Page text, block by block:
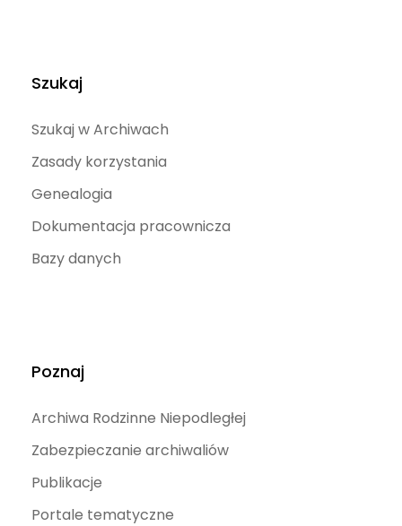
Szukaj
Szukaj w Archiwach
Zasady korzystania
Genealogia
Dokumentacja pracownicza
Bazy danych
Poznaj
Archiwa Rodzinne Niepodległej
Zabezpieczanie archiwaliów
Publikacje
Portale tematyczne